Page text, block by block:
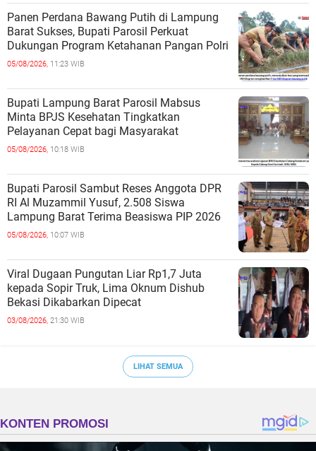
Panen Perdana Bawang Putih di Lampung
Barat Sukses, Bupati Parosil Perkuat
Dukungan Program Ketahanan Pangan Polri
05/08/2026, 11:23 WIB
Bupati Lampung Barat Parosil Mabsus
Minta BPJS Kesehatan Tingkatkan
Pelayanan Cepat bagi Masyarakat
05/08/2026, 10:18 WIB
Bupati Parosil Sambut Reses Anggota DPR
RI Al Muzammil Yusuf, 2.508 Siswa
Lampung Barat Terima Beasiswa PIP 2026
05/08/2026, 10:07 WIB
Viral Dugaan Pungutan Liar Rp1,7 Juta
kepada Sopir Truk, Lima Oknum Dishub
Bekasi Dikabarkan Dipecat
03/08/2026, 21:30 WIB
LIHAT SEMUA